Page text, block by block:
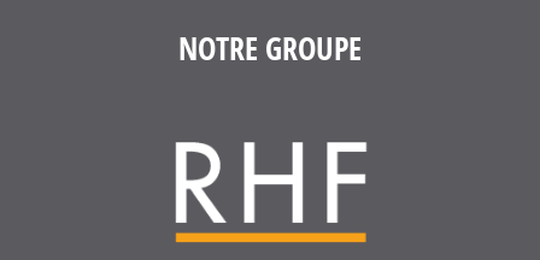
NOTRE GROUPE